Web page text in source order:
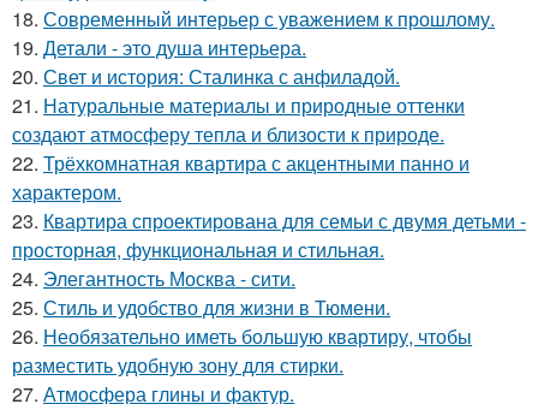
18. Современный интерьер с уважением к прошлому.
19. Детали - это душа интерьера.
20. Свет и история: Сталинка с анфиладой.
21. Натуральные материалы и природные оттенки
создают атмосферу тепла и близости к природе.
22. Трёхкомнатная квартира с акцентными панно и
характером.
23. Квартира спроектирована для семьи с двумя детьми -
просторная, функциональная и стильная.
24. Элегантность Москва - сити.
25. Стиль и удобство для жизни в Тюмени.
26. Необязательно иметь большую квартиру, чтобы
разместить удобную зону для стирки.
27. Атмосфера глины и фактур.